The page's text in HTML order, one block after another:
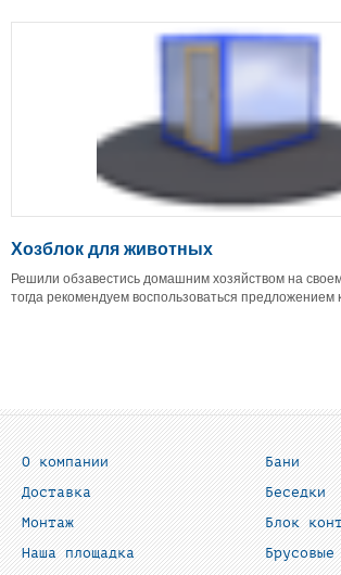
Хозблок для животных
Решили обзавестись домашним хозяйством на
тогда рекомендуем воспользоваться предложением
О компании
Доставка
Монтаж
Наша площадка
Бани
Беседки
Блок
Брусовые